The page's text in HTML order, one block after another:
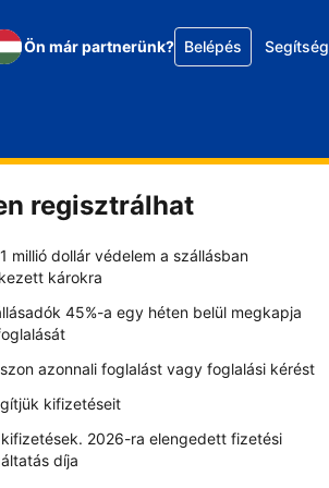
Ön már partnerünk? Belépés Segítség
regisztrálhat
millió dollár védelem a szállásban
károkra
45%-a egy héten belül megkapja
azonnali foglalást vagy foglalási kérést
kifizetéseit
2026-ra elengedett fizetési
díja